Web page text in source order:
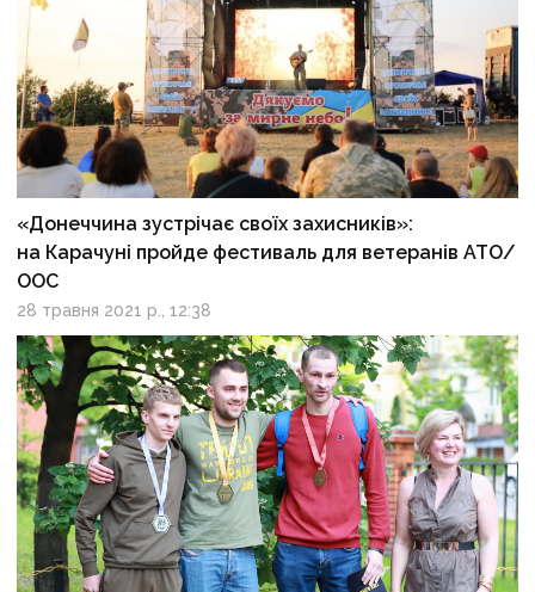
«Донеччина зустрічає своїх захисників»:
на Карачуні пройде фестиваль для ветеранів АТО/
ООС
28 травня 2021 р., 12:38